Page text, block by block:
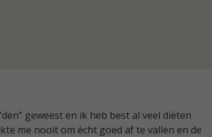
geweest en ik heb best al veel diëten
me nooit om écht goed af te vallen en de